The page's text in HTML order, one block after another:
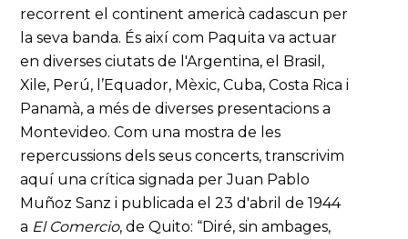
recorrent el continent americà cadascun per
la seva banda. És així com Paquita va actuar
en diverses ciutats de l'Argentina, el Brasil,
Xile, Perú, l’Equador, Mèxic, Cuba, Costa Rica i
Panamà, a més de diverses presentacions a
Montevideo. Com una mostra de les
repercussions dels seus concerts, transcrivim
aquí una crítica signada per Juan Pablo
Muñoz Sanz i publicada el 23 d'abril de 1944
a El Comercio, de Quito: “Diré, sin ambages,